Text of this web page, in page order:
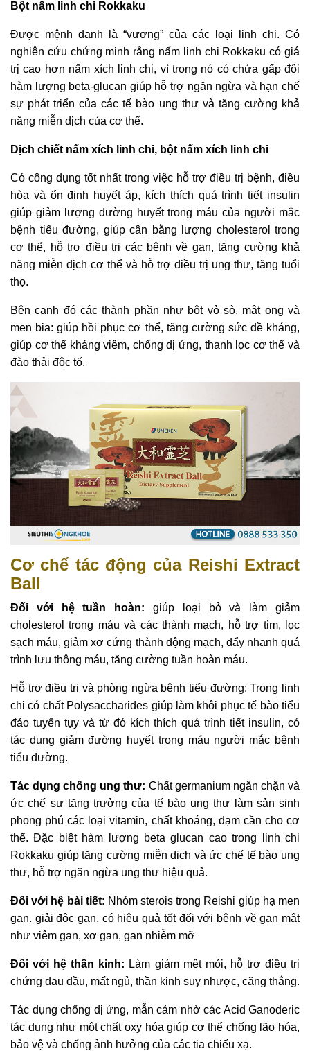
Bột nấm linh chi Rokkaku
Được mệnh danh là “vương” của các loại linh chi. Có
nghiên cứu chứng minh rằng nấm linh chi Rokkaku có giá
trị cao hơn nấm xích linh chi, vì trong nó có chứa gấp đôi
hàm lượng beta-glucan giúp hỗ trợ ngăn ngừa và hạn chế
sự phát triển của các tế bào ung thư và tăng cường khả
năng miễn dịch của cơ thể.
Dịch chiết nấm xích linh chi, bột nấm xích linh chi
Có công dụng tốt nhất trong việc hỗ trợ điều trị bệnh, điều
hòa và ổn định huyết áp, kích thích quá trình tiết insulin
giúp giảm lượng đường huyết trong máu của người mắc
bệnh tiểu đường, giúp cân bằng lượng cholesterol trong
cơ thể, hỗ trợ điều trị các bệnh về gan, tăng cường khả
năng miễn dịch cơ thể và hỗ trợ điều trị ung thư, tăng tuổi
thọ.
Bên cạnh đó các thành phần như bột vỏ sò, mật ong và
men bia: giúp hồi phục cơ thể, tăng cường sức đề kháng,
giúp cơ thể kháng viêm, chống dị ứng, thanh lọc cơ thể và
đào thải độc tố.
Cơ chế tác động của Reishi Extract
Ball
Đối với hệ tuần hoàn: giúp loại bỏ và làm giảm
cholesterol trong máu và các thành mạch, hỗ trợ tim, lọc
sạch máu, giảm xơ cứng thành động mạch, đẩy nhanh quá
trình lưu thông máu, tăng cường tuần hoàn máu.
Hỗ trợ điều trị và phòng ngừa bệnh tiểu đường: Trong linh
chi có chất Polysaccharides giúp làm khôi phục tế bào tiểu
đảo tuyến tụy và từ đó kích thích quá trình tiết insulin, có
tác dụng giảm đường huyết trong máu người mắc bệnh
tiểu đường.
Tác dụng chống ung thư: Chất germanium ngăn chặn và
ức chế sự tăng trưởng của tế bào ung thư làm sản sinh
phong phú các loại vitamin, chất khoáng, đạm cần cho cơ
thể. Đặc biệt hàm lượng beta glucan cao trong linh chi
Rokkaku giúp tăng cường miễn dịch và ức chế tế bào ung
thư, hỗ trợ ngăn ngừa ung thư hiệu quả.
Đối với hệ bài tiết: Nhóm sterois trong Reishi giúp hạ men
gan. giải độc gan, có hiệu quả tốt đối với bệnh về gan mật
như viêm gan, xơ gan, gan nhiễm mỡ
Đối với hệ thần kinh: Làm giảm mệt mỏi, hỗ trợ điều trị
chứng đau đầu, mất ngủ, thần kinh suy nhược, căng thẳng.
Tác dụng chống dị ứng, mẫn cảm nhờ các Acid Ganoderic
tác dụng như một chất oxy hóa giúp cơ thể chống lão hóa,
bảo vệ và chống ảnh hưởng của các tia chiếu xạ.